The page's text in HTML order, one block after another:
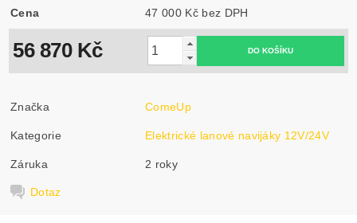
Cena 47 000 Kč bez DPH
56 870 Kč
Značka ComeUp
Kategorie Elektrické lanové navijáky 12V/24V
Záruka 2 roky
Dotaz